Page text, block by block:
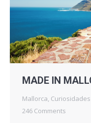
MADE IN
Mallorca Curiosidades
246 Comments